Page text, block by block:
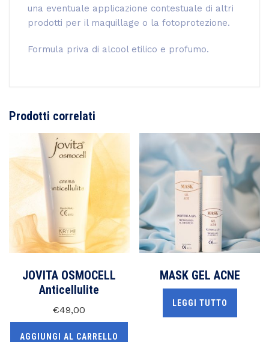
una eventuale applicazione contestuale di altri
prodotti per il maquillage o la fotoprotezione.
Formula priva di alcool etilico e profumo.
Prodotti correlati
JOVITA OSMOCELL
Anticellulite
€49,00
AGGIUNGI AL CARRELLO
MASK GEL ACNE
LEGGI TUTTO